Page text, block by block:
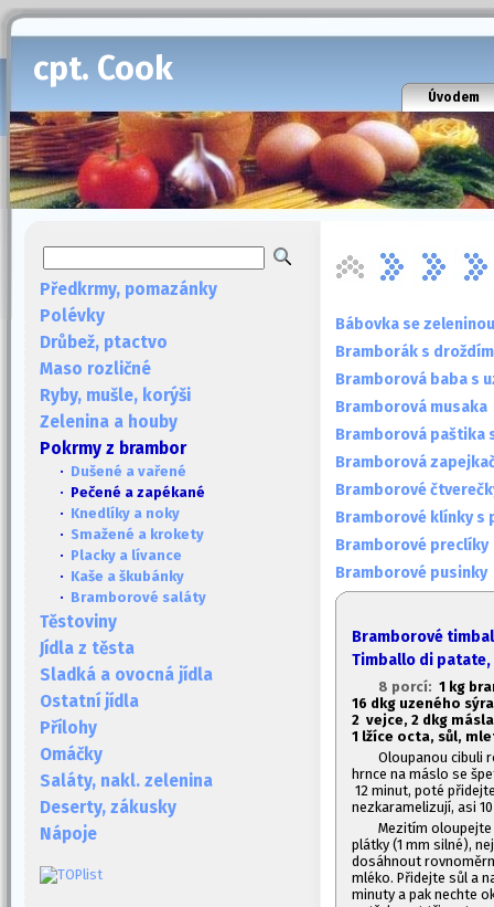
cpt. Cook
Úvodem
Předkrmy, pomazánky
Polévky
Drůbež, ptactvo
Maso rozličné
Ryby, mušle, korýši
Zelenina a houby
Pokrmy z brambor
· Dušené a vařené
· Pečené a zapékané
· Knedlíky a noky
· Smažené a krokety
· Placky a lívance
· Kaše a škubánky
· Bramborové saláty
Těstoviny
Jídla z těsta
Sladká a ovocná jídla
Ostatní jídla
Přílohy
Omáčky
Saláty, nakl. zelenina
Deserty, zákusky
Nápoje
Bábovka se
Bramborák s droždím
Bramborová baba s
Bramborová musaka
Bramborová paštika
Bramborová
Bramborové
Bramborové klínky s
Bramborové preclíky
Bramborové pusinky
Bramborové
Timballo di
8 porcí: 1 kg
16 dkg uzeného
2 vejce, 2 dkg
1 lžíce octa, sůl,
Oloupanou cibuli
hrnce na máslo se
12 minut, poté
nezkaramelizují, asi
Mezitím
plátky (1 mm silné),
dosáhnout
mléko. Přidejte sůl a
minuty a pak nechte